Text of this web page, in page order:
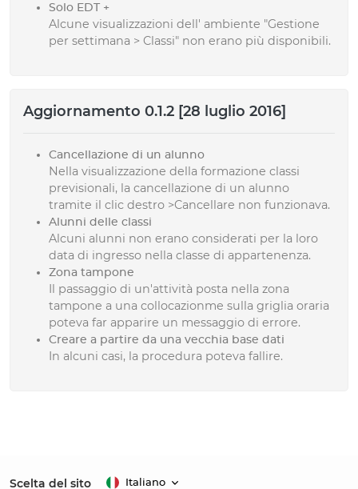
Solo EDT +
Alcune visualizzazioni dell' ambiente "Gestione
per settimana > Classi" non erano più disponibili.
Aggiornamento 0.1.2 [28 luglio 2016]
Cancellazione di un alunno
Nella visualizzazione della formazione classi
previsionali, la cancellazione di un alunno
tramite il clic destro >Cancellare non funzionava.
Alunni delle classi
Alcuni alunni non erano considerati per la loro
data di ingresso nella classe di appartenenza.
Zona tampone
Il passaggio di un'attività posta nella zona
tampone a una collocazionme sulla griglia oraria
poteva far apparire un messaggio di errore.
Creare a partire da una vecchia base dati
In alcuni casi, la procedura poteva fallire.
Scelta del sito Italiano